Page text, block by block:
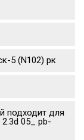
5 (N102) рк
подходит для
05_ pb-